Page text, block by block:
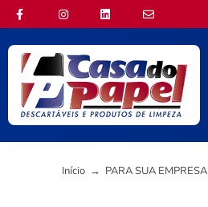
Início → PARA SUA EMPRESA